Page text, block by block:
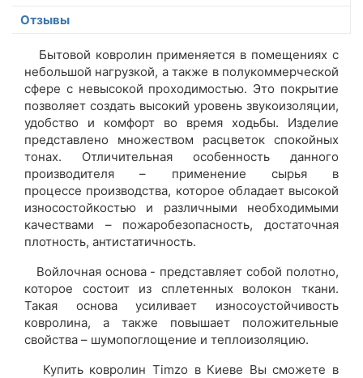
Отзывы
Бытовой ковролин применяется в помещениях с
небольшой нагрузкой, а также в полукоммерческой
сфере с невысокой проходимостью. Это покрытие
позволяет создать высокий уровень звукоизоляции,
удобство и комфорт во время ходьбы. Изделие
представлено множеством расцветок спокойных
тонах. Отличительная особенность данного
производителя – применение сырья в
процессе производства, которое обладает высокой
износостойкостью и различными необходимыми
качествами – пожаробезопасность, достаточная
плотность, антистатичность.
Войлочная основа - представляет собой полотно,
которое состоит из сплетенных волокон ткани.
Такая основа усиливает износоустойчивость
ковролина, а также повышает положительные
свойства – шумопоглощение и теплоизоляцию.
Купить ковролин Timzo в Киеве Вы сможете в